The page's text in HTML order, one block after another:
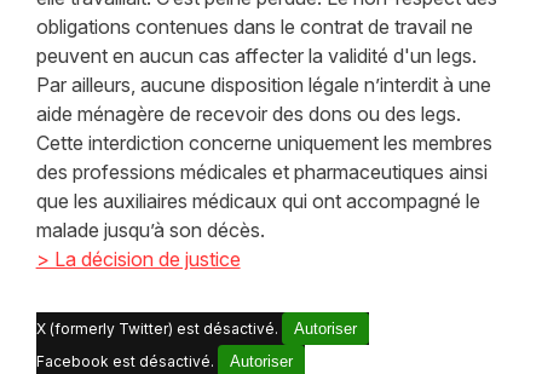
obligations contenues dans le contrat de travail ne
peuvent en aucun cas affecter la validité d'un legs.
Par ailleurs, aucune disposition légale n’interdit à une
aide ménagère de recevoir des dons ou des legs.
Cette interdiction concerne uniquement les membres
des professions médicales et pharmaceutiques ainsi
que les auxiliaires médicaux qui ont accompagné le
malade jusqu’à son décès.
> La décision de justice
X (formerly Twitter) est désactivé.
Autoriser
Facebook est désactivé.
Autoriser